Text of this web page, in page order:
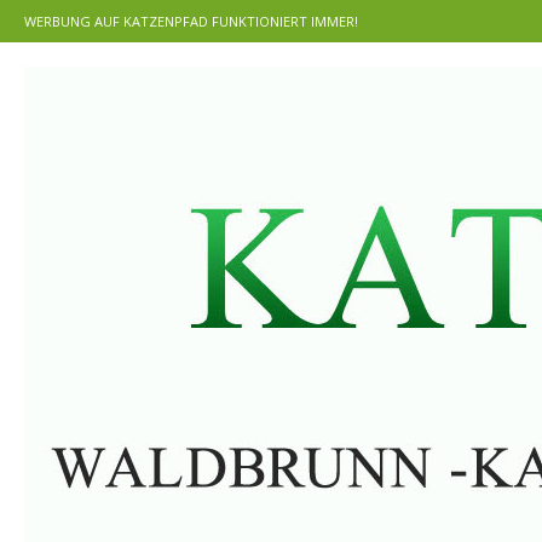
WERBUNG AUF KATZENPFAD FUNKTIONIERT IMMER!